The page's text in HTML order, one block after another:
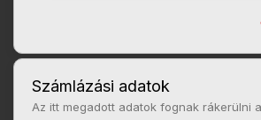
Számlázási adatok
Az itt megadott adatok fognak rákerülni